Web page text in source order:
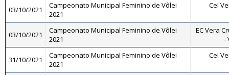
03/10/2021
Campeonato Municipal Feminino de Vôlei
2021
Cel
03/10/2021
Campeonato Municipal Feminino de Vôlei
2021
EC Vera
-
31/10/2021
Campeonato Municipal Feminino de Vôlei
2021
Cel